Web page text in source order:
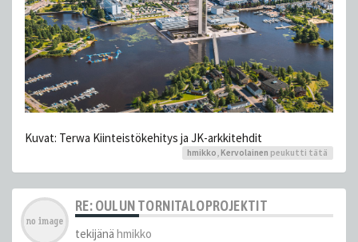
Kuvat: Terwa Kiinteistökehitys ja JK-arkkitehdit
hmikko Kervolainen peukutti tätä
RE: OULUN TORNITALOPROJEKTIT
tekijänä hmikko